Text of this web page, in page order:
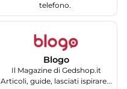
telefono.
Blogo
Il Magazine di Gedshop.it
Articoli, guide, lasciati ispirare...